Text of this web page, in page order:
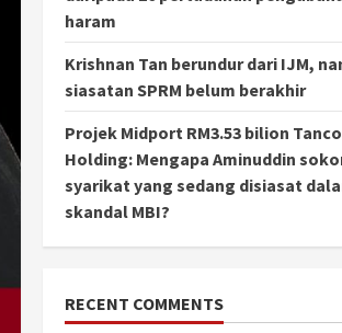
haram
Krishnan Tan berundur dari IJM,
siasatan SPRM belum berakhir
Projek Midport RM3.53 bilion Tanco
Holding: Mengapa Aminuddin
syarikat yang sedang disiasat
skandal MBI?
RECENT COMMENTS